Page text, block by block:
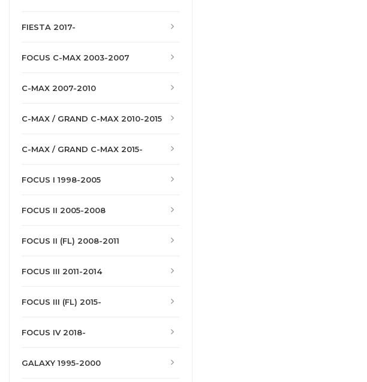
FIESTA 2017-
FOCUS C-MAX 2003-2007
C-MAX 2007-2010
C-MAX / GRAND C-MAX 2010-2015
C-MAX / GRAND C-MAX 2015-
FOCUS I 1998-2005
FOCUS II 2005-2008
FOCUS II (FL) 2008-2011
FOCUS III 2011-2014
FOCUS III (FL) 2015-
FOCUS IV 2018-
GALAXY 1995-2000